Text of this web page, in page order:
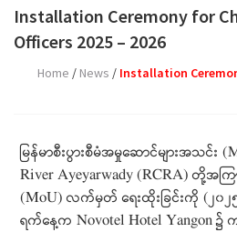
Installation Ceremony for
Officers 2025 – 2026
Home / News / Installation
မြန်မာစီးပွားစီမံအမှုဆောင်များအသင်း
River Ayeyarwady (RCRA) တို့အက
(MoU) လက်မှတ် ရေးထိုးခြင်းကို (၂၀
ရက်‌နေ့က Novotel Hotel Yangon ၌